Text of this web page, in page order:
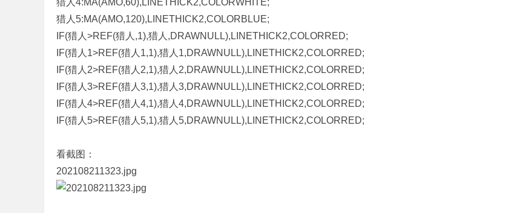
猎人4:MA(AMO,60),LINETHICK2,COLORWHITE;
猎人5:MA(AMO,120),LINETHICK2,COLORBLUE;
IF(猎人>REF(猎人,1),猎人,DRAWNULL),LINETHICK2,COLORRED;
IF(猎人1>REF(猎人1,1),猎人1,DRAWNULL),LINETHICK2,COLORRED;
IF(猎人2>REF(猎人2,1),猎人2,DRAWNULL),LINETHICK2,COLORRED;
IF(猎人3>REF(猎人3,1),猎人3,DRAWNULL),LINETHICK2,COLORRED;
IF(猎人4>REF(猎人4,1),猎人4,DRAWNULL),LINETHICK2,COLORRED;
IF(猎人5>REF(猎人5,1),猎人5,DRAWNULL),LINETHICK2,COLORRED;
看截图：
202108211323.jpg